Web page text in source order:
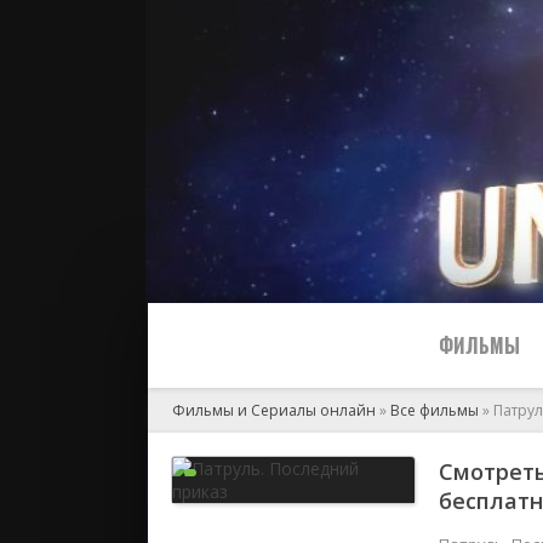
ФИЛЬМЫ
2024
Фильмы и Сериалы онлайн » Все фильмы »